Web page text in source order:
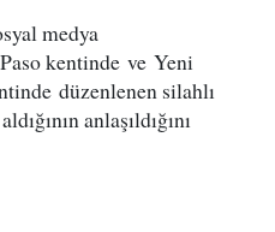
medya
kentinde ve Yeni
düzenlenen silahlı
anlaşıldığını